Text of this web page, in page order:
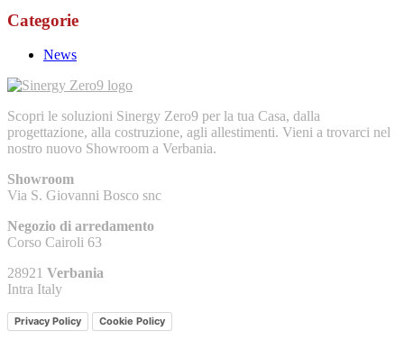
Categorie
News
Scopri le soluzioni Sinergy Zero9 per la tua Casa, dalla
progettazione, alla costruzione, agli allestimenti. Vieni a trovarci nel
nostro nuovo Showroom a Verbania.
Showroom
Via S. Giovanni Bosco snc
Negozio di arredamento
Corso Cairoli 63
28921 Verbania
Intra Italy
Privacy Policy Cookie Policy